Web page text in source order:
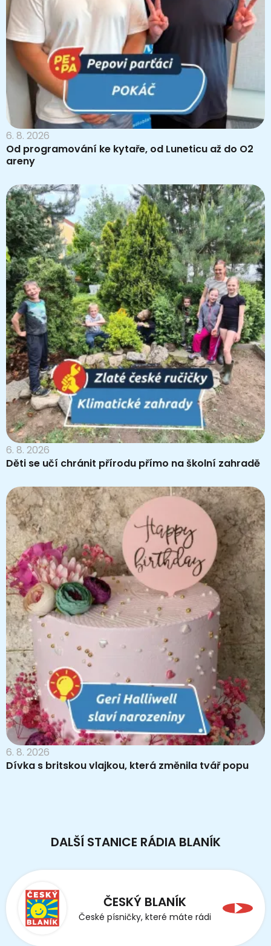
6. 8. 2026
Od programování ke kytaře, od Luneticu až do O2
areny
6. 8. 2026
Děti se učí chránit přírodu přímo na školní zahradě
6. 8. 2026
Dívka s britskou vlajkou, která změnila tvář popu
DALŠÍ STANICE RÁDIA BLANÍK
ČESKÝ BLANÍK
České písničky, které máte rádi